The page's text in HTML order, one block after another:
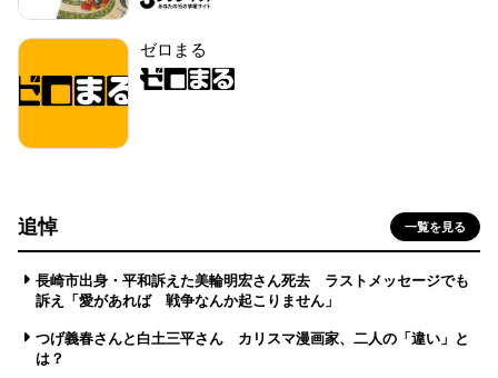
ゼロまる
追悼 一覧を見る
長崎市出身・平和訴えた美輪明宏さん死去 ラストメッセージでも
訴え「愛があれば 戦争なんか起こりません」
つげ義春さんと白土三平さん カリスマ漫画家、二人の「違い」と
は？